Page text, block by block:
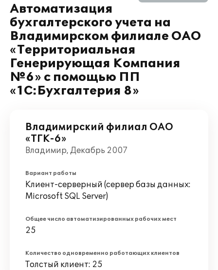
Автоматизация
бухгалтерского учета на
Владимирском филиале ОАО
«Территориальная
Генерирующая Компания
№6» с помощью ПП
«1С:Бухгалтерия 8»
Владимирский филиал ОАО
«ТГК-6»
Владимир, Декабрь 2007
Вариант работы
Клиент-серверный (сервер базы данных:
Microsoft SQL Server)
Общее число автоматизированных рабочих мест
25
Количество одновременно работающих клиентов
Толстый клиент: 25